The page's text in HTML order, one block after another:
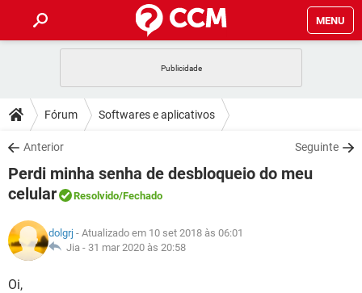
MENU
CELULAR FACEBOOK
OUTLOOK
INSTAGRAM GMAIL
GUIA DE COMPRAS
DICAS
JOGOS WHATSAPP
OUTLOOK
GUIA DE COMPRAS
DOWNLOADS
JOGOS WHATSAPP
CELULAR
OUTLOOK EXCEL
INSTAGRAM
GUIA DE COMPRAS
FÓRUM
CELULAR
GLOSSÁRIO
JOGOS
CELULAR
Fórum Softwares e aplicativos
Anterior Seguinte
Perdi minha senha de desbloqueio do meu
celular
Resolvido/Fechado
dolgrj - Atualizado em 10 set 2018 às 06:01
Jia - 31 mar 2020 às 20:58
Oi,